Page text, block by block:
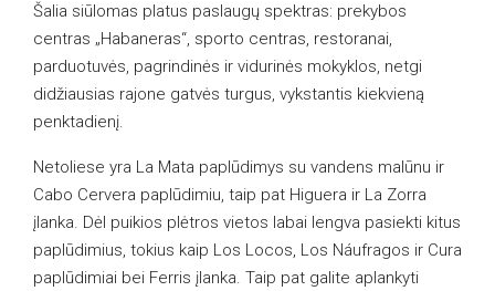
Šalia siūlomas platus paslaugų spektras: prekybos
centras „Habaneras“, sporto centras, restoranai,
parduotuvės, pagrindinės ir vidurinės mokyklos, netgi
didžiausias rajone gatvės turgus, vykstantis kiekvieną
penktadienį.
Netoliese yra La Mata paplūdimys su vandens malūnu ir
Cabo Cervera paplūdimiu, taip pat Higuera ir La Zorra
įlanka. Dėl puikios plėtros vietos labai lengva pasiekti kitus
paplūdimius, tokius kaip Los Locos, Los Náufragos ir Cura
paplūdimiai bei Ferris įlanka. Taip pat galite aplankyti